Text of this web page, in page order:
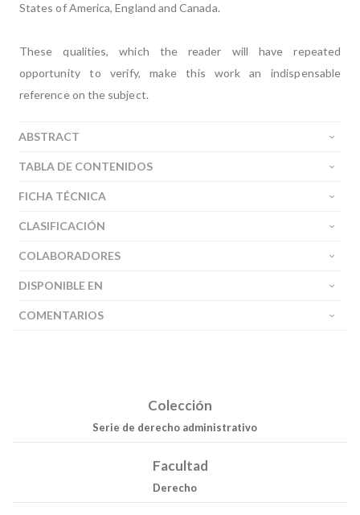
States of America, England and Canada.
These qualities, which the reader will have repeated
opportunity to verify, make this work an indispensable
reference on the subject.
ABSTRACT
TABLA DE CONTENIDOS
FICHA TÉCNICA
CLASIFICACIÓN
COLABORADORES
DISPONIBLE EN
COMENTARIOS
Colección
Serie de derecho administrativo
Facultad
Derecho